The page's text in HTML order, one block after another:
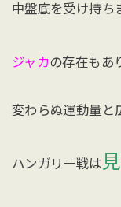
中盤底を受け持ち
ジャカ の存在もあ
変わらぬ運動量と
ハンガリー戦は